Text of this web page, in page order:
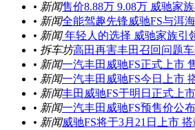
• 新闻售价8.88万 9.08万 威驰家
• 新闻全能驾趣先锋威驰FS与洱
• 新闻年轻人的选择 威驰家族引
• 拆车坊高田再害丰田召回问题
• 新闻一汽丰田威驰FS正式上市
• 新闻一汽丰田威驰FS今日上市
• 新闻丰田威驰FS于明日正式上
• 新闻一汽丰田威驰FS预售价公
• 新闻威驰FS将于3月21日上市